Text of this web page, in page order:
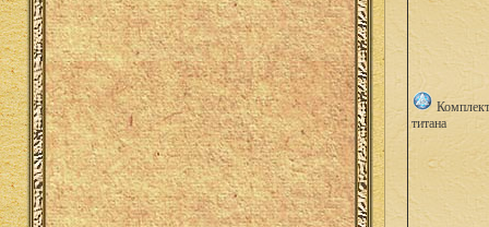
Комплект
титана